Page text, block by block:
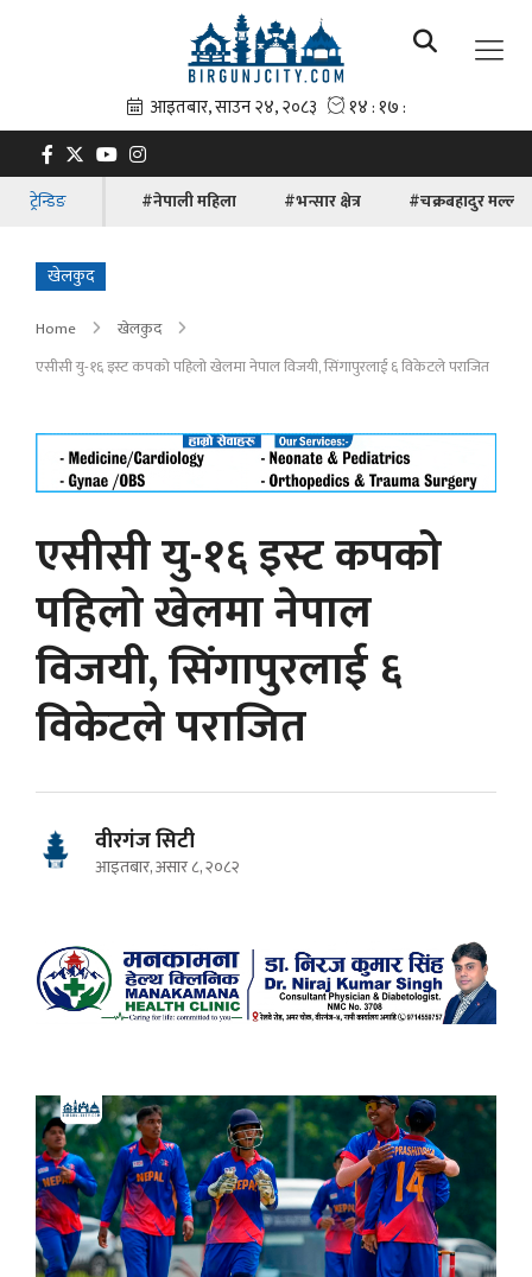
ट्रेन्डिङ #नेपाली महिला #भन्सार क्षेत्र #चक्रबहादुर मल्ल
खेलकुद
Home
खेलकुद
एसीसी यु-१६ इस्ट कपको पहिलो खेलमा नेपाल विजयी, सिंगापुरलाई ६ विकेटले पराजित
एसीसी यु-१६ इस्ट कपको
पहिलो खेलमा नेपाल
विजयी, सिंगापुरलाई ६
विकेटले पराजित
वीरगंज सिटी
आइतबार, असार ८, २०८२